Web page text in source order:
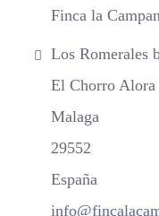
Finca la
Dirección
Los Romerales
El Chorro Alora
Malaga
29552
España
Correo